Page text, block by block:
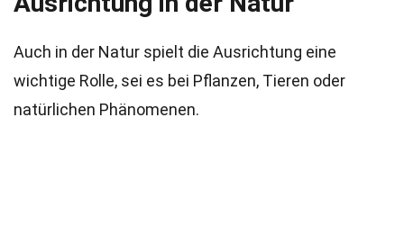
Auch in der Natur spielt die Ausrichtung eine
wichtige Rolle, sei es bei Pflanzen, Tieren oder
natürlichen Phänomenen.